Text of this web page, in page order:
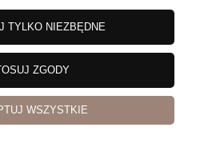
I DOSTAWA
O NAS
TYLKO NIEZBĘDNE
ZGODY
WSZYSTKIE